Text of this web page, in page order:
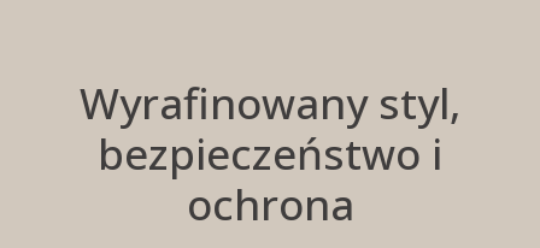
Wyrafinowany styl,
bezpieczeństwo i
ochrona